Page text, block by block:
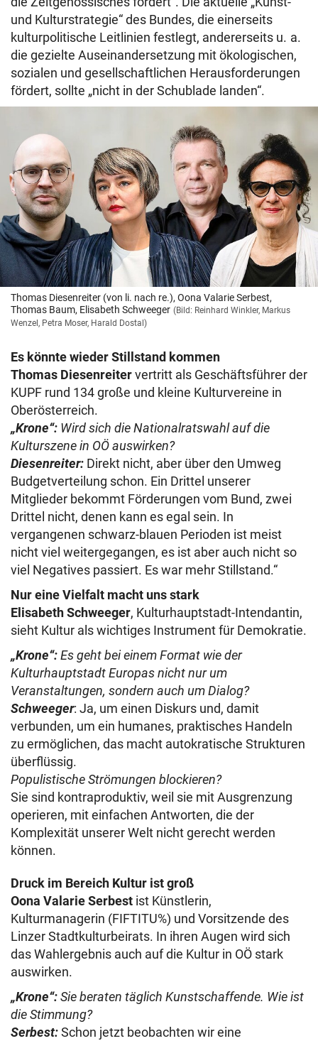
und Kulturstrategie“ des Bundes, die einerseits
kulturpolitische Leitlinien festlegt, andererseits u. a.
die gezielte Auseinandersetzung mit ökologischen,
sozialen und gesellschaftlichen Herausforderungen
fördert, sollte „nicht in der Schublade landen“.
Thomas Diesenreiter (von li. nach re.), Oona Valarie Serbest,
Thomas Baum, Elisabeth Schweeger (Bild: Reinhard Winkler, Markus
Wenzel, Petra Moser, Harald Dostal)
Es könnte wieder Stillstand kommen
Thomas Diesenreitervertritt als Geschäftsführer der
KUPF rund 134 große und kleine Kulturvereine in
Oberösterreich.
„Krone“: Wird sich die Nationalratswahl auf die
Kulturszene in OÖ auswirken?
Diesenreiter: Direkt nicht, aber über den Umweg
Budgetverteilung schon. Ein Drittel unserer
Mitglieder bekommt Förderungen vom Bund, zwei
Drittel nicht, denen kann es egal sein. In
vergangenen schwarz-blauen Perioden ist meist
nicht viel weitergegangen, es ist aber auch nicht so
viel Negatives passiert. Es war mehr Stillstand.“
Nur eine Vielfalt macht uns stark
Elisabeth Schweeger, Kulturhauptstadt-Intendantin,
sieht Kultur als wichtiges Instrument für Demokratie.
„Krone“:Es geht bei einem Format wie der
Kulturhauptstadt Europas nicht nur um
Veranstaltungen, sondern auch um Dialog?
Schweeger: Ja, um einen Diskurs und, damit
verbunden, um ein humanes, praktisches Handeln
zu ermöglichen, das macht autokratische Strukturen
überflüssig.
Populistische Strömungen blockieren?
Sie sind kontraproduktiv, weil sie mit Ausgrenzung
operieren, mit einfachen Antworten, die der
Komplexität unserer Welt nicht gerecht werden
können.
Druck im Bereich Kultur ist groß
Oona Valarie Serbest ist Künstlerin,
Kulturmanagerin (FIFTITU%) und Vorsitzende des
Linzer Stadtkulturbeirats. In ihren Augen wird sich
das Wahlergebnis auch auf die Kultur in OÖ stark
auswirken.
„Krone“:Sie beraten täglich Kunstschaffende. Wie ist
die Stimmung?
Serbest:Schon jetzt beobachten wir eine